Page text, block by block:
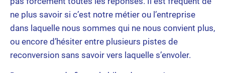
ne plus savoir si c’est notre métier ou l’entreprise
dans laquelle nous sommes qui ne nous convient plus,
ou encore d’hésiter entre plusieurs pistes de
reconversion sans savoir vers laquelle s’envoler.